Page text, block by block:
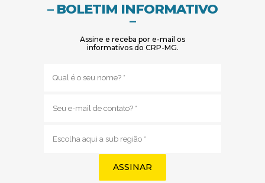
– BOLETIM INFORMATIVO
–
Assine e receba por e-mail os
informativos do CRP-MG.
mail
região